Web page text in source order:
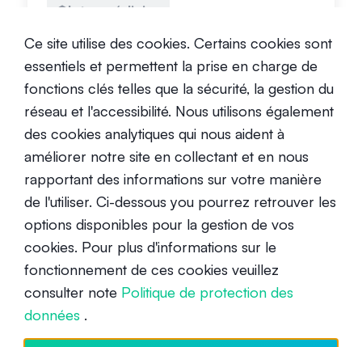
Intermédiaire
Blockchain Gaming: Un nouveau
paradigme pour l'industrie du jeu
vidéo
Ce site utilise des cookies. Certains cookies sont
essentiels et permettent la prise en charge de
fonctions clés telles que la sécurité, la gestion du
réseau et l'accessibilité. Nous utilisons également
des cookies analytiques qui nous aident à
améliorer notre site en collectant et en nous
rapportant des informations sur votre manière
de l'utiliser. Ci-dessous you pourrez retrouver les
options disponibles pour la gestion de vos
cookies. Pour plus d'informations sur le
fonctionnement de ces cookies veuillez
consulter note Politique de protection des
données .